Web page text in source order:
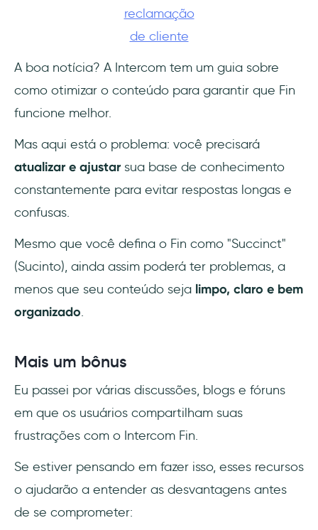
reclamação
de cliente
A boa notícia? A Intercom tem um guia sobre
como otimizar o conteúdo para garantir que Fin
funcione melhor.
Mas aqui está o problema: você precisará
atualizar e ajustar sua base de conhecimento
constantemente para evitar respostas longas e
confusas.
Mesmo que você defina o Fin como "Succinct"
(Sucinto), ainda assim poderá ter problemas, a
menos que seu conteúdo seja limpo, claro e bem
organizado.
Mais um bônus
Eu passei por várias discussões, blogs e fóruns
em que os usuários compartilham suas
frustrações com o Intercom Fin.
Se estiver pensando em fazer isso, esses recursos
o ajudarão a entender as desvantagens antes
de se comprometer: